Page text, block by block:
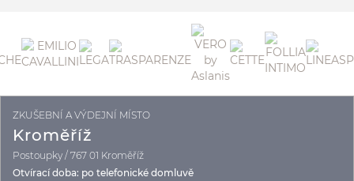
ZKUŠEBNÍ A VÝDEJNÍ MÍSTO
Kroměříž
Postoupky / 767 01 Kroměříž
Otvírací doba: po telefonické domluvě